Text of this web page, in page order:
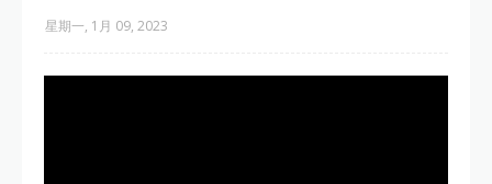
星期一, 1月 09, 2023